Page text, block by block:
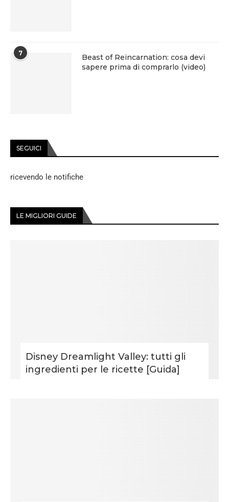
7
Beast of Reincarnation: cosa devi
sapere prima di comprarlo (video)
SEGUICI
ricevendo le notifiche
LE MIGLIORI GUIDE
Disney Dreamlight Valley: tutti gli
ingredienti per le ricette [Guida]